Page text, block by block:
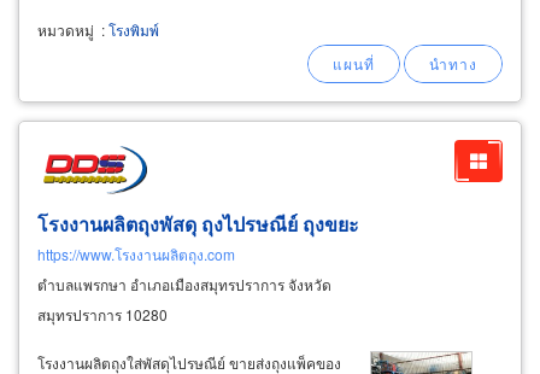
งกิ๊ฟ-เครื่องเขียน, สินค้าจัดรายการของแจกแถม,
สินค้ารางวัล, ของสมนาคุณ, ของชำร่วยที่ระลึกใน
หมวดหมู่ :โรงพิมพ์
โรงงานผลิตถุงพัสดุ ถุงไปรษณีย์ ถุงขยะ
https://www.โรงงานผลิตถุง.com
ตำบลแพรกษา อำเภอเมืองสมุทรปราการ จังหวัด
สมุทรปราการ 10280
โรงงานผลิตถุงใส่พัสดุไปรษณีย์ ขายส่งถุงแพ็คของ